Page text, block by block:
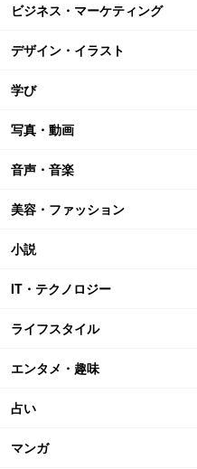
ビジネス・マーケティング
デザイン・イラスト
学び
写真・動画
音声・音楽
美容・ファッション
小説
IT・テクノロジー
ライフスタイル
エンタメ・趣味
占い
マンガ